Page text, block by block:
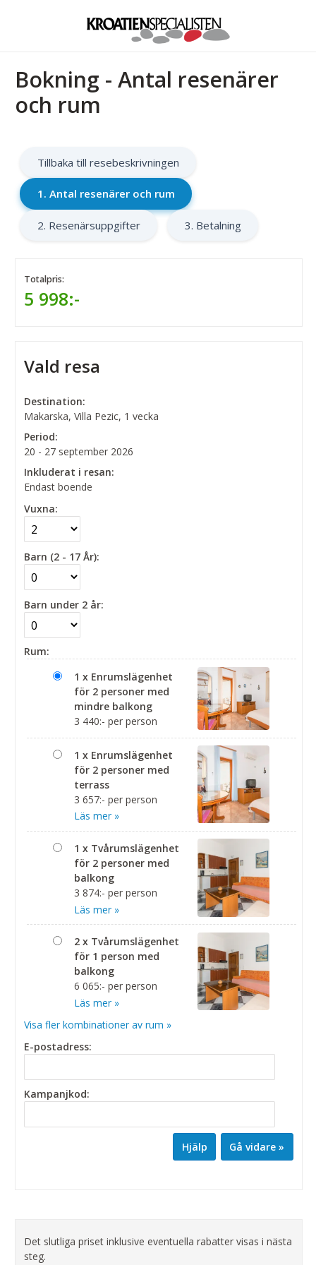
Bokning - Antal resenärer
och rum
Tillbaka till resebeskrivningen
1. Antal resenärer och rum
2. Resenärsuppgifter 3. Betalning
Totalpris:
5 998:-
Vald resa
Destination:
Makarska, Villa Pezic, 1 vecka
Period:
20 - 27 september 2026
Inkluderat i resan:
Endast boende
Vuxna:
Barn (2 - 17 År):
Barn under 2 år:
Rum:
1 x Enrumslägenhet
för 2 personer med
mindre balkong
3 440:- per person
1 x Enrumslägenhet
för 2 personer med
terrass
3 657:- per person
Läs mer »
1 x Tvårumslägenhet
för 2 personer med
balkong
3 874:- per person
Läs mer »
2 x Tvårumslägenhet
för 1 person med
balkong
6 065:- per person
Läs mer »
Visa fler kombinationer av rum »
E-postadress:
Kampanjkod:
Hjälp
Det slutliga priset inklusive eventuella rabatter visas i nästa
steg.